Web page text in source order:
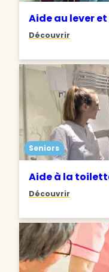
Aide au lever
Découvrir
Seniors
Aide à la
Découvrir